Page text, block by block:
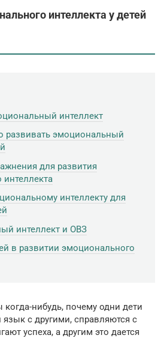
интеллекта у детей
интеллект
развивать эмоциональный
для развития
интеллекту для
интеллект и ОВЗ
в развитии эмоционального
нибудь, почему одни дети
с другими, справляются с
успеха, а другим это дается